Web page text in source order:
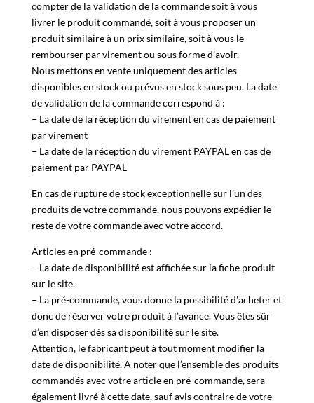
d’indisponibilité, nous nous engageons dans les 30 jours à
compter de la validation de la commande soit à vous
livrer le produit commandé, soit à vous proposer un
produit similaire à un prix similaire, soit à vous le
rembourser par virement ou sous forme d’avoir.
Nous mettons en vente uniquement des articles
disponibles en stock ou prévus en stock sous peu. La date
de validation de la commande correspond à :
– La date de la réception du virement en cas de paiement
par virement
– La date de la réception du virement PAYPAL en cas de
En cas de rupture de stock exceptionnelle sur l’un des
produits de votre commande, nous pouvons expédier le
Articles en pré-commande :
– La date de disponibilité est affichée sur la fiche produit
sur le site.
– La pré-commande, vous donne la possibilité d’acheter et
donc de réserver votre produit à l’avance. Vous êtes sûr
d’en disposer dès sa disponibilité sur le site.
Attention, le fabricant peut à tout moment modifier la
date de disponibilité. A noter que l’ensemble des produits
commandés avec votre article en pré-commande, sera